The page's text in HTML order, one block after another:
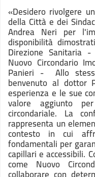
«Desidero rivolgere
della Città e dei
Andrea Neri per
disponibilità
Direzione Sanitaria
Nuovo Circondario
Panieri - Allo
benvenuto al dottor
esperienza e le sue
valore aggiunto
circondariale. La
rappresenta un
contesto in cui
fondamentali per
capillari e accessibili.
come Nuovo